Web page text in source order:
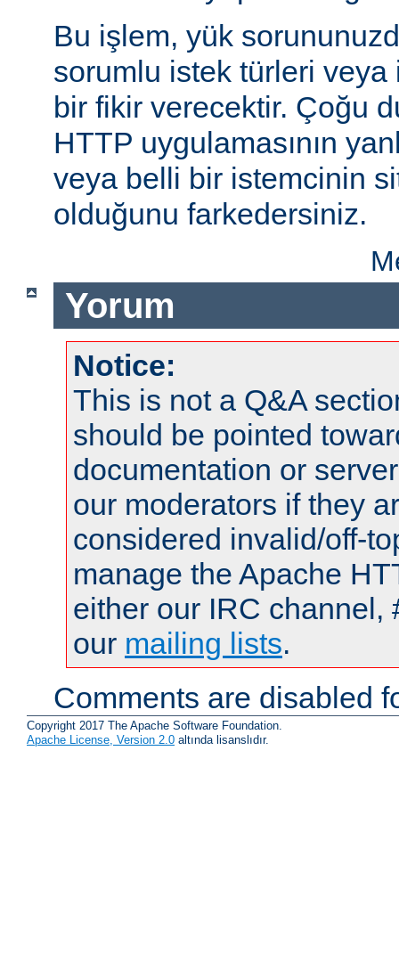
Bu işlem, yük
sorumlu istek türleri veya
bir fikir verecektir. Çoğu
HTTP uygulamasının
veya belli bir istemcinin
olduğunu farkedersiniz.
Yorum
Notice:
This is not a Q&A
should be pointed
documentation or
our moderators if they
considered invalid/off-
manage the Apache
either our IRC channel,
our mailing lists.
Comments are disabled
Copyright 2017 The Apache Software Foundation.
Apache License, Version 2.0 altında lisanslıdır.